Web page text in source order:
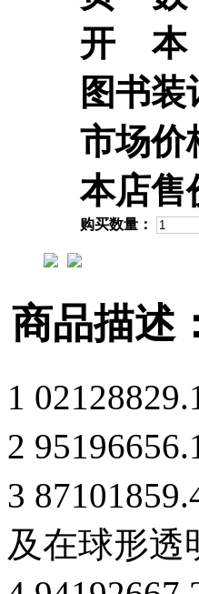
开 本
图书装
市场价
本店售
购买数量：
商品描述：
1
2
3
及在球形透